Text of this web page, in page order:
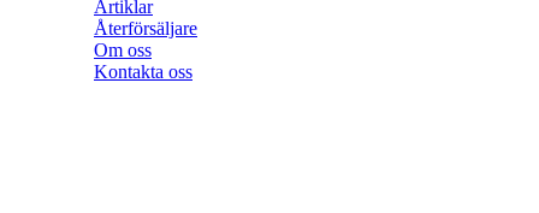
Artiklar
Återförsäljare
Om oss
Kontakta oss